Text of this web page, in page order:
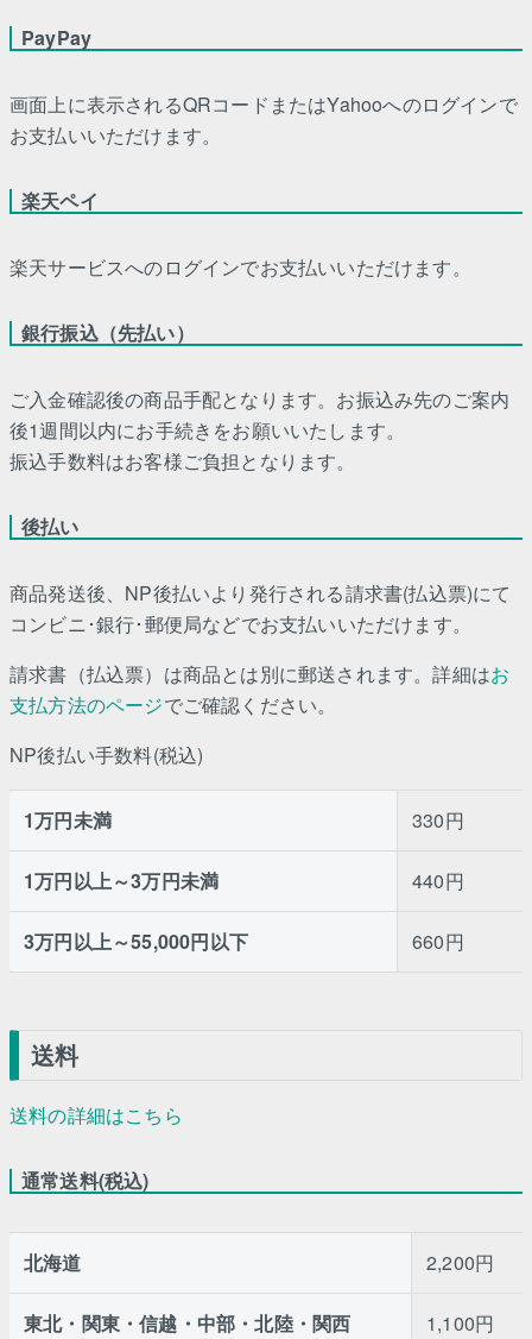
PayPay
画面上に表示されるQRコードまたはYahooへのログインで
お支払いいただけます。
楽天ペイ
楽天サービスへのログインでお支払いいただけます。
銀行振込（先払い）
ご入金確認後の商品手配となります。お振込み先のご案内
後1週間以内にお手続きをお願いいたします。
振込手数料はお客様ご負担となります。
後払い
商品発送後、NP後払いより発行される請求書(払込票)にて
コンビニ･銀行･郵便局などでお支払いいただけます。
請求書（払込票）は商品とは別に郵送されます。詳細はお
支払方法のページでご確認ください。
NP後払い手数料(税込)
1万円未満 330円
1万円以上～3万円未満 440円
3万円以上～55,000円以下 660円
送料
送料の詳細はこちら
通常送料(税込)
北海道 2,200円
東北・関東・信越・中部・北陸・関西 1,100円